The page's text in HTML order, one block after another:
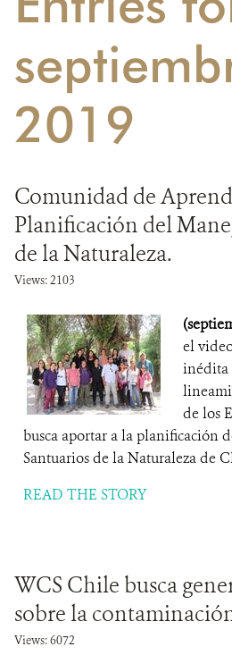
DONA
2019
Comunidad de
Planificación del
de la Naturaleza.
Views: 2103
el
inédita
de los
busca aportar a la planificación
Santuarios de la Naturaleza de
READ THE STORY
WCS Chile busca
sobre la
Views: 6072